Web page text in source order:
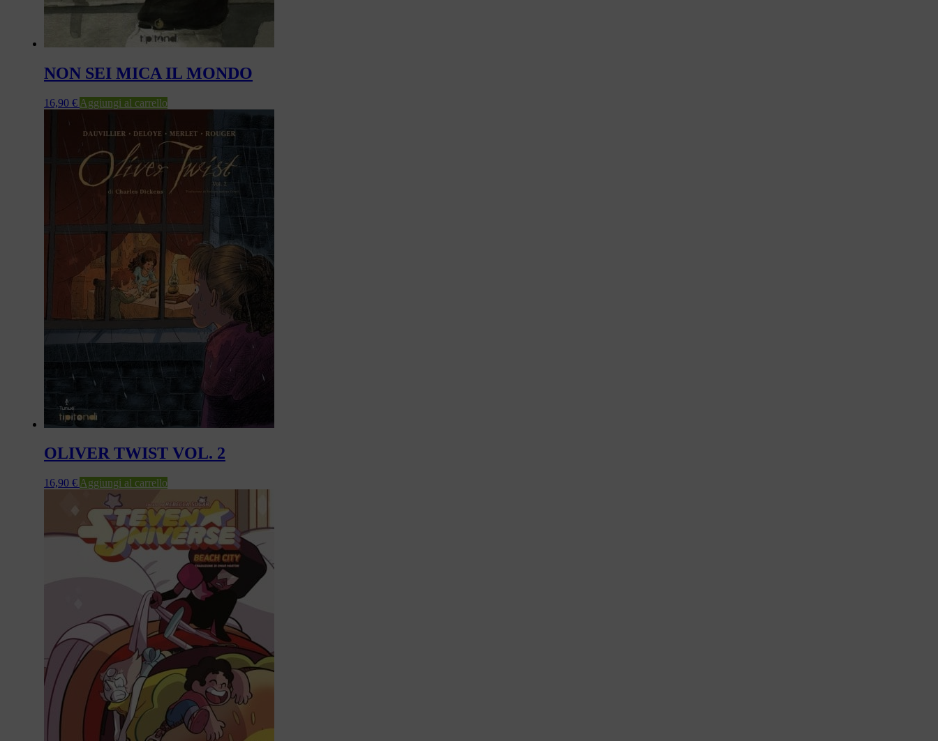
NON SEI MICA IL MONDO
16,90 € Aggiungi al carrello
OLIVER TWIST VOL. 2
16,90 € Aggiungi al carrello